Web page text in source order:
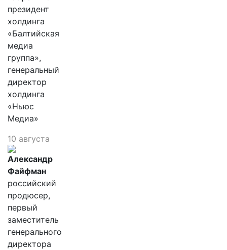
президент
холдинга
«Балтийская
медиа
группа»,
генеральный
директор
холдинга
«Ньюс
Медиа»
10 августа
Александр
Файфман
российский
продюсер,
первый
заместитель
генерального
директора